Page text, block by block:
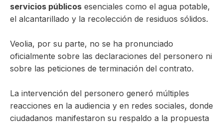
servicios públicos esenciales como el agua potable,
el alcantarillado y la recolección de residuos sólidos.
Veolia, por su parte, no se ha pronunciado
oficialmente sobre las declaraciones del personero ni
sobre las peticiones de terminación del contrato.
La intervención del personero generó múltiples
reacciones en la audiencia y en redes sociales, donde
ciudadanos manifestaron su respaldo a la propuesta